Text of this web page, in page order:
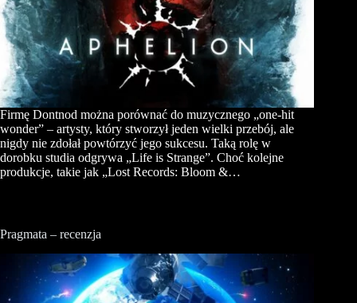
Firmę Dontnod można porównać do muzycznego „one-hit
wonder” – artysty, który stworzył jeden wielki przebój, ale
nigdy nie zdołał powtórzyć jego sukcesu. Taką rolę w
dorobku studia odgrywa „Life is Strange”. Choć kolejne
produkcje, takie jak „Lost Records: Bloom &…
Pragmata – recenzja